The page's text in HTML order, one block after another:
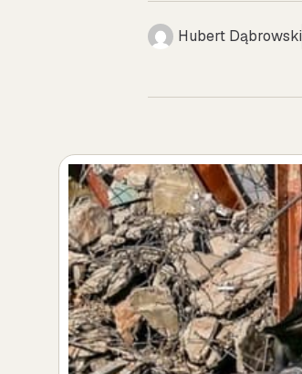
Hubert Dąbrowski